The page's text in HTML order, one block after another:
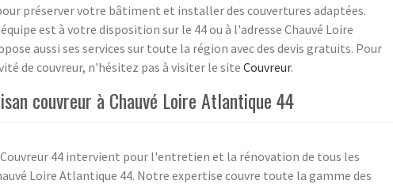
préserver votre bâtiment et installer des couvertures adaptées.
est à votre disposition sur le 44 ou à l'adresse Chauvé Loire
aussi ses services sur toute la région avec des devis gratuits. Pour
de couvreur, n'hésitez pas à visiter le site Couvreur.
couvreur à Chauvé Loire Atlantique 44
44 intervient pour l'entretien et la rénovation de tous les
Loire Atlantique 44. Notre expertise couvre toute la gamme des